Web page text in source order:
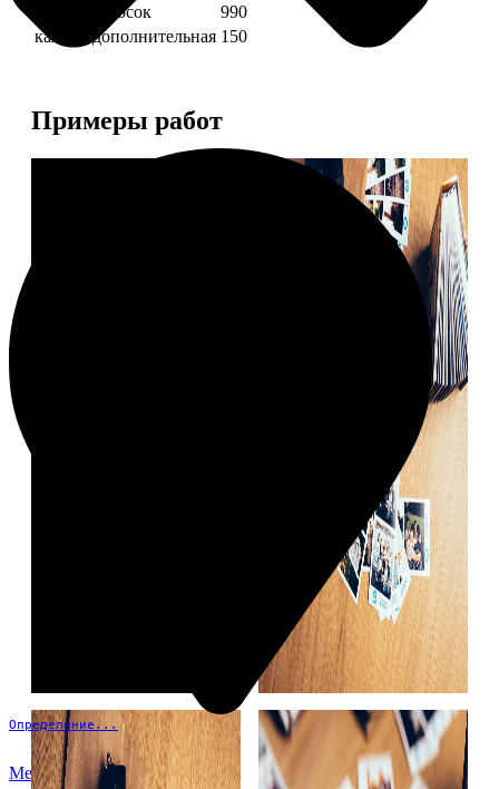
Определение...
Меню
8 фото полосок
990
каждая дополнительная 150
Примеры работ